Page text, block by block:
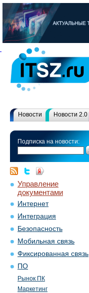
Новости Новости 2.0
Подписка на новости:
Управление
документами
Интернет
Интеграция
Безопасность
Мобильная связь
Фиксированная связь
ПО
Рынок ПК
Маркетинг